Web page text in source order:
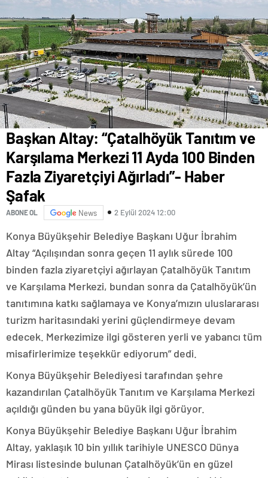
Başkan Altay: “Çatalhöyük Tanıtım ve
Karşılama Merkezi 11 Ayda 100 Binden
Fazla Ziyaretçiyi Ağırladı”- Haber
Şafak
ABONE OL News 2 Eylül 2024 12:00
Konya Büyükşehir Belediye Başkanı Uğur İbrahim
Altay “Açılışından sonra geçen 11 aylık sürede 100
binden fazla ziyaretçiyi ağırlayan Çatalhöyük Tanıtım
ve Karşılama Merkezi, bundan sonra da Çatalhöyük’ün
tanıtımına katkı sağlamaya ve Konya’mızın uluslararası
turizm haritasındaki yerini güçlendirmeye devam
edecek. Merkezimize ilgi gösteren yerli ve yabancı tüm
misafirlerimize teşekkür ediyorum” dedi.
Konya Büyükşehir Belediyesi tarafından şehre
kazandırılan Çatalhöyük Tanıtım ve Karşılama Merkezi
açıldığı günden bu yana büyük ilgi görüyor.
Konya Büyükşehir Belediye Başkanı Uğur İbrahim
Altay, yaklaşık 10 bin yıllık tarihiyle UNESCO Dünya
Mirası listesinde bulunan Çatalhöyük’ün en güzel